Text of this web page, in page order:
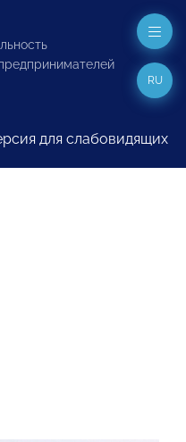
для слабовидящих
RU